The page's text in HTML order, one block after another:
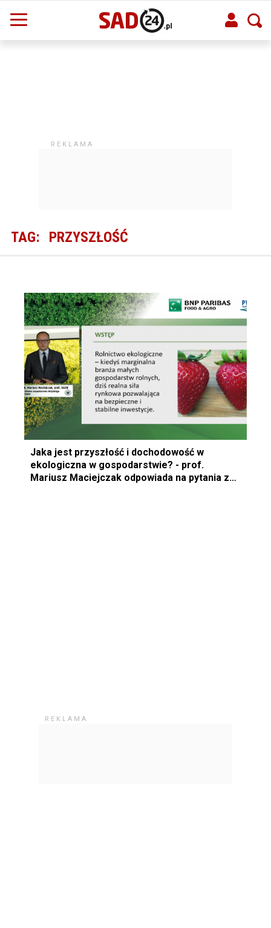
TAG: PRZYSZŁOŚĆ
Jaka jest przyszłość i dochodowość w
ekologiczna w gospodarstwie? - prof.
Mariusz Maciejczak odpowiada na pytania z